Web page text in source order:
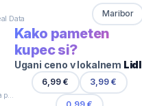
Data Maribor
Kako pameten
kupec si?
Ugani ceno v lokalnem Lidl
6,99 € 3,99 €